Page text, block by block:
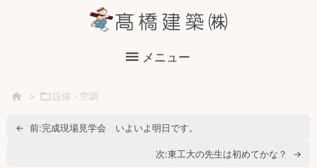
メニュー
 > 設備・空調
← 前:完成現場見学会 いよいよ明日です。
次:東工大の先生は初めてかな？ →